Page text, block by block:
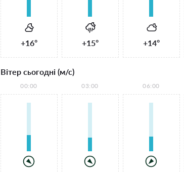
+16° +15° +14°
Вітер сьогодні (м/с)
00:00 03:00 06:00